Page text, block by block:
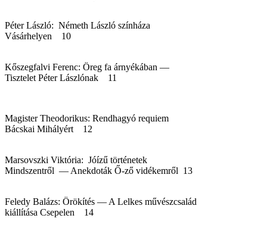
Péter László: Németh László színháza
Vásárhelyen 10
Kőszegfalvi Ferenc: Öreg fa árnyékában —
Tisztelet Péter Lászlónak 11
Magister Theodorikus: Rendhagyó requiem
Bácskai Mihályért 12
Marsovszki Viktória: Jóízű történetek
Mindszentről — Anekdoták Ő-ző vidékemről 13
Feledy Balázs: Örökítés — A Lelkes művészcsalád
kiállítása Csepelen 14